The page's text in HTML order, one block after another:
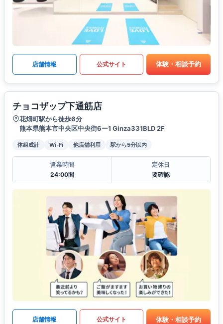
店舗情報 公式サイト 体験・相談予約
チョコザップ下通筋店
花畑町駅から徒歩6分
熊本県熊本市中央区中央街6ー1 Ginza331BLD 2F
体組成計 Wi-Fi 他店舗利用 駅から5分以内
営業時間
24:00間
定休日
要確認
店舗情報 公式サイト 体験・相談予約